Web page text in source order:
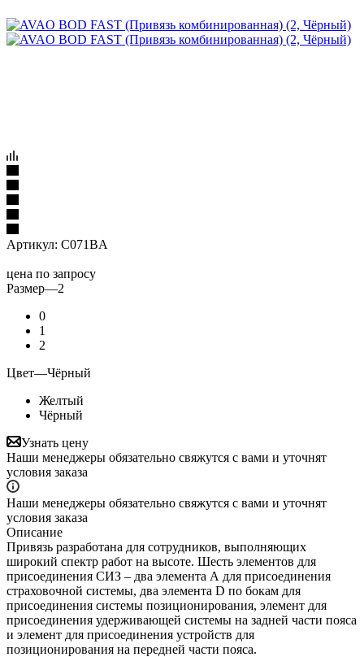
Артикул: C071BA
цена по запросу
Размер—2
0
1
2
Цвет—Чёрный
Желтый
Чёрный
Узнать цену
Наши менеджеры обязательно свяжутся с вами и уточнят
условия заказа
Наши менеджеры обязательно свяжутся с вами и уточнят
условия заказа
Описание
Привязь разработана для сотрудников, выполняющих
широкий спектр работ на высоте. Шесть элементов для
присоединения СИЗ – два элемента А для присоединения
страховочной системы, два элемента D по бокам для
присоединения системы позиционирования, элемент для
присоединения удерживающей системы на задней части пояса
и элемент для присоединения устройств для
позиционирования на передней части пояса.